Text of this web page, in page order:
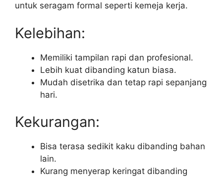
untuk seragam formal seperti kemeja kerja.
Kelebihan:
Memiliki tampilan rapi dan profesional.
Lebih kuat dibanding katun biasa.
Mudah disetrika dan tetap rapi sepanjang
hari.
Kekurangan:
Bisa terasa sedikit kaku dibanding bahan
lain.
Kurang menyerap keringat dibanding